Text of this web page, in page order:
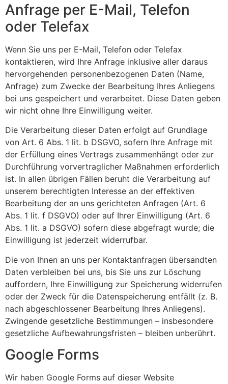
Anfrage per E-Mail, Telefon
oder Telefax
Wenn Sie uns per E-Mail, Telefon oder Telefax
kontaktieren, wird Ihre Anfrage inklusive aller daraus
hervorgehenden personenbezogenen Daten (Name,
Anfrage) zum Zwecke der Bearbeitung Ihres Anliegens
bei uns gespeichert und verarbeitet. Diese Daten geben
wir nicht ohne Ihre Einwilligung weiter.
Die Verarbeitung dieser Daten erfolgt auf Grundlage
von Art. 6 Abs. 1 lit. b DSGVO, sofern Ihre Anfrage mit
der Erfüllung eines Vertrags zusammenhängt oder zur
Durchführung vorvertraglicher Maßnahmen erforderlich
ist. In allen übrigen Fällen beruht die Verarbeitung auf
unserem berechtigten Interesse an der effektiven
Bearbeitung der an uns gerichteten Anfragen (Art. 6
Abs. 1 lit. f DSGVO) oder auf Ihrer Einwilligung (Art. 6
Abs. 1 lit. a DSGVO) sofern diese abgefragt wurde; die
Einwilligung ist jederzeit widerrufbar.
Die von Ihnen an uns per Kontaktanfragen übersandten
Daten verbleiben bei uns, bis Sie uns zur Löschung
auffordern, Ihre Einwilligung zur Speicherung widerrufen
oder der Zweck für die Datenspeicherung entfällt (z. B.
nach abgeschlossener Bearbeitung Ihres Anliegens).
Zwingende gesetzliche Bestimmungen – insbesondere
gesetzliche Aufbewahrungsfristen – bleiben unberührt.
Google Forms
Wir haben Google Forms auf dieser Website